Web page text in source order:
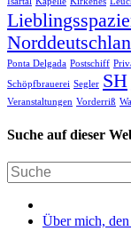
Ponta Delgada Postschiff
Schöpfbrauerei Segler SH
Veranstaltungen Vorderriß
Suche auf dieser
Über mich,